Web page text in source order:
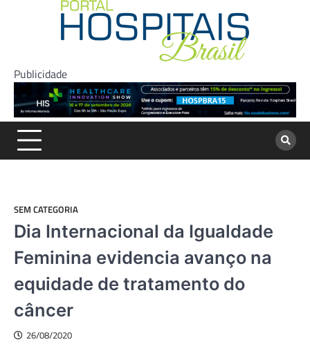
Publicidade
SEM CATEGORIA
Dia Internacional da Igualdade
Feminina evidencia avanço na
equidade de tratamento do
câncer
26/08/2020